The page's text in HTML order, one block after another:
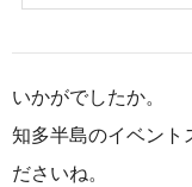
いかがでしたか。
知多半島のイベント
ださいね。